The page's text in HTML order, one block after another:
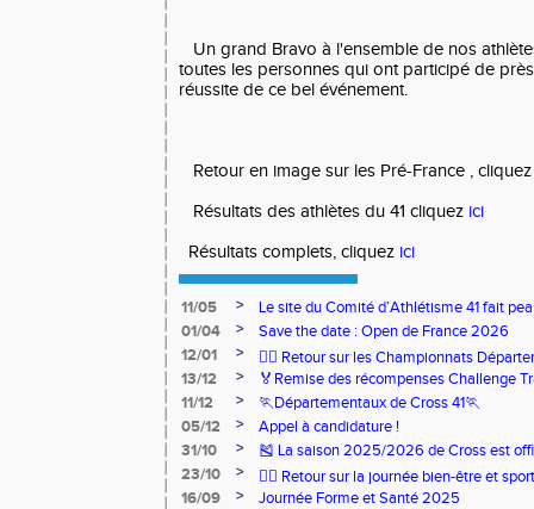
Un grand Bravo à l'ensemble de nos
toutes les personnes qui ont participé de
réussite de ce bel événement.
Retour en image sur les Pré-France ,
Résultats des athlètes du 41 cliquez ici
Résultats complets, cliquez ici
11/05 >
Le site du Comité d’Athlétisme 41 fait
01/04
>
Save the date : Open de France 2026
12/01
>
🏃‍♂️ Retour sur les Championnats
13/12
>
🏅Remise des récompenses Challenge
11/12
>
🏃Départementaux de Cross 41🏃
05/12
>
Appel à candidature !
31/10
>
🎽 La saison 2025/2026 de Cross est
23/10
>
🧘‍♀️ Retour sur la journée bien-être et
16/09
>
Journée Forme et Santé 2025